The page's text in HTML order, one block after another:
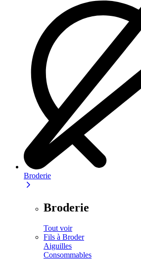
Broderie
Broderie
Tout voir
Fils à Broder
Aiguilles
Consommables